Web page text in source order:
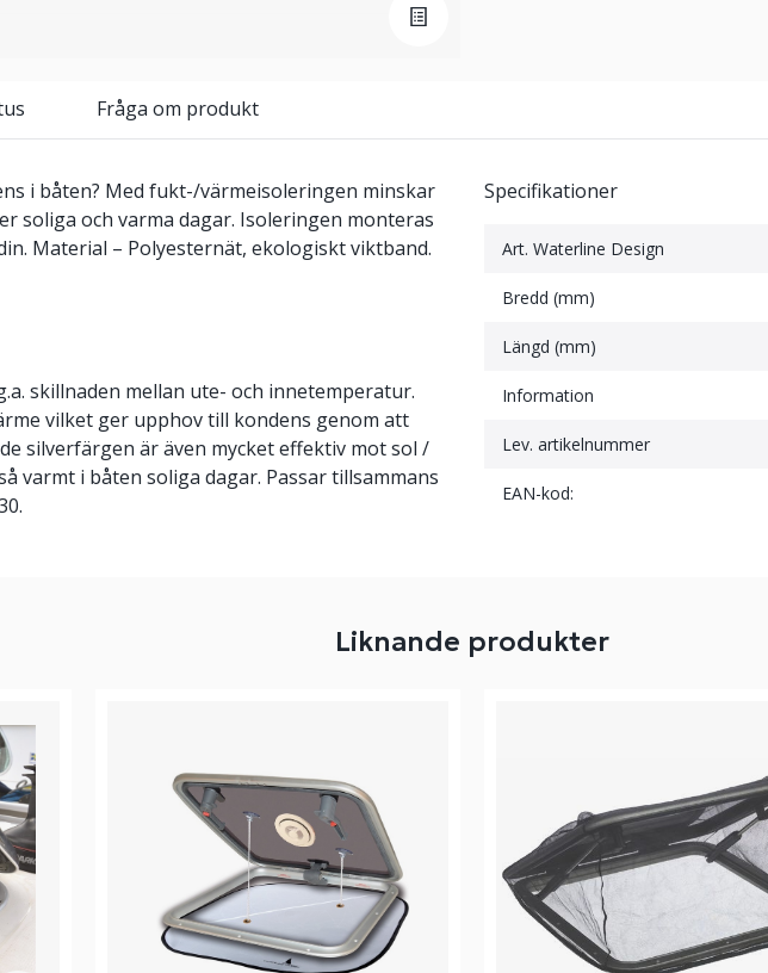
Fråga om produkt
i båten? Med fukt-/värmeisoleringen minskar
soliga och varma dagar. Isoleringen monteras
Material – Polyesternät, ekologiskt viktband.
skillnaden mellan ute- och innetemperatur.
vilket ger upphov till kondens genom att
silverfärgen är även mycket effektiv mot sol /
varmt i båten soliga dagar. Passar tillsammans
Specifikationer
Art. Waterline Design
Bredd (mm)
Längd (mm)
Information
Lev. artikelnummer
EAN-kod:
Liknande produkter